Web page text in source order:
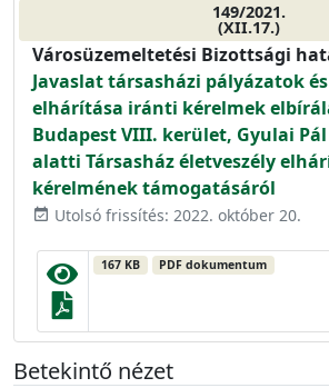
149/2021.
(XII.17.)
Városüzemeltetési Bizottsági
Javaslat társasházi pályázatok
elhárítása iránti kérelmek
Budapest VIII. kerület, Gyulai Pál
alatti Társasház életveszély
kérelmének támogatásáról
event_available Utolsó frissítés: 2022. október 20.
167 KB PDF dokumentum
Betekintő nézet